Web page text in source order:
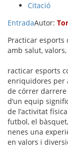
Citació
EntradaAutor:
Practicar esports
amb salut,
racticar esports
enriquidores per
de córrer
d’un equip
de l’activitat
futbol, el
nenes una
en valors i